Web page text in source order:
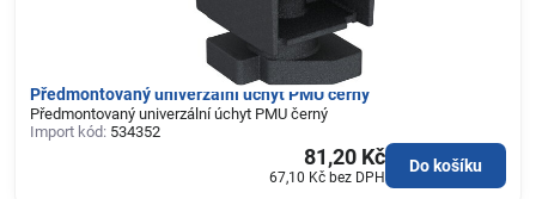
Předmontovaný univerzální úchyt PMU černý
Předmontovaný univerzální úchyt PMU černý
Import kód: 534352
81,20 Kč
67,10 Kč bez DPH
Do košíku